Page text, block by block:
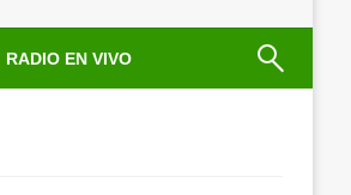
RADIO EN VIVO